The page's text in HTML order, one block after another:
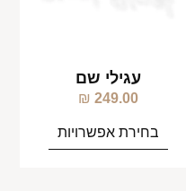
עגילי שם
249.00
₪
בחירת אפשרויות